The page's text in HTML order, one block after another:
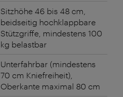
Sitzhöhe 46 bis 48 cm,
beidseitig hochklappbare
Stützgriffe, mindestens 100
kg belastbar
Unterfahrbar (mindestens
70 cm Kniefreiheit),
Oberkante maximal 80 cm